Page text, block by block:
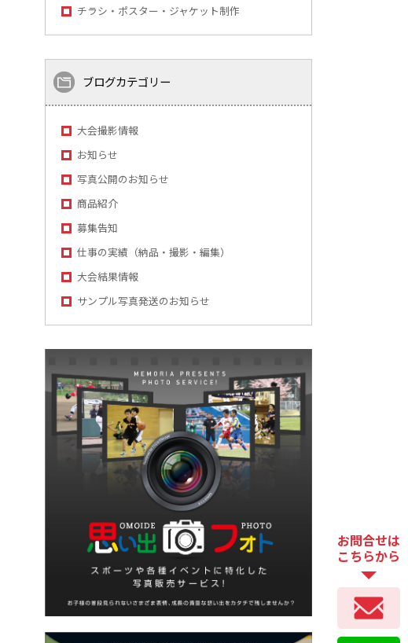
チラシ・ポスター・ジャケット制作
ブログカテゴリー
大会撮影情報
お知らせ
写真公開のお知らせ
商品紹介
募集告知
仕事の実績（納品・撮影・編集）
大会結果情報
サンプル写真発送のお知らせ
お問合せは
こちらから